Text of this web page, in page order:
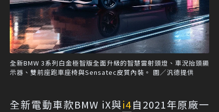
全新BMW 3系列白金極智版全面升級的智慧雷射頭燈、車況抬頭顯
示器、雙前座跑車座椅與Sensatec皮質內裝。 圖／汎德提供
全新電動車款BMW iX與i4自2021年原廠一